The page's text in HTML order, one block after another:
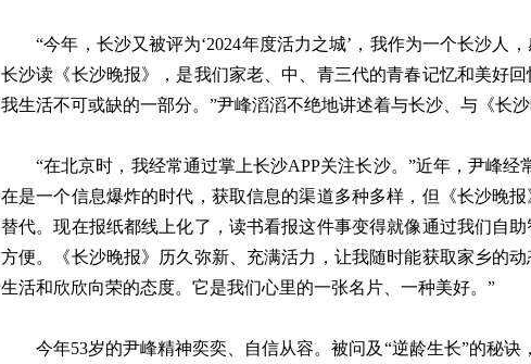
“今年，长沙又被评为‘2024年度活力之城’，我作为一个长沙人
长沙读《长沙晚报》，是我们家老、中、青三代的青春记忆和美好
我生活不可或缺的一部分。”尹峰滔滔不绝地讲述着与长沙、与《长沙
“在北京时，我经常通过掌上长沙APP关注长沙。”近年，尹峰经
在是一个信息爆炸的时代，获取信息的渠道多种多样，但《长沙晚
替代。现在报纸都线上化了，读书看报这件事变得就像通过我们自
方便。《长沙晚报》历久弥新、充满活力，让我随时能获取家乡的
生活和欣欣向荣的态度。它是我们心里的一张名片、一种美好。”
今年53岁的尹峰精神奕奕、自信从容。被问及“逆龄生长”的秘诀